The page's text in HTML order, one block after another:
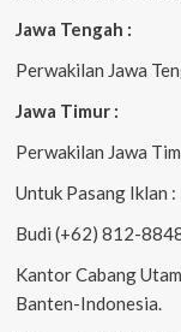
Jawa Tengah :
Perwakilan Jawa
Jawa Timur :
Perwakilan Jawa
Untuk Pasang Iklan :
Budi (+62) 812-
Kantor Cabang
Banten-Indonesia.